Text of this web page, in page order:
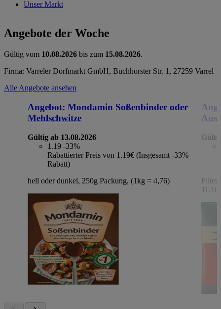
Unser Markt
Angebote der Woche
Gültig vom 10.08.2026 bis zum 15.08.2026.
Firma: Varreler Dorfmarkt GmbH, Buchhorster Str. 1, 27259 Varrel
Alle Angebote ansehen
Angebot: Mondamin Soßenbinder oder
Mehlschwitze
Gültig ab 13.08.2026
1.19 -33%
Rabattierter Preis von 1.19€ (Insgesamt -33%
Rabatt)
hell oder dunkel, 250g Packung, (1kg = 4,76)
11,10)